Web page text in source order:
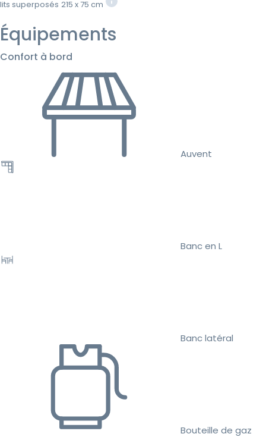
lits superposés 215 x 75 cm
Équipements
Confort à bord
Auvent
Banc en L
Banc latéral
Bouteille de gaz